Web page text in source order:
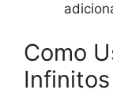
Como
Infinitos